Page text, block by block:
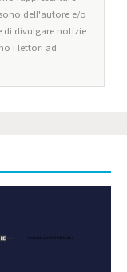
dell'autore e/o
di divulgare notizie
i lettori ad